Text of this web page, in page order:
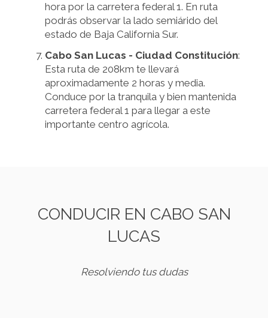
hora por la carretera federal 1. En ruta
podrás observar la lado semiárido del
estado de Baja California Sur.
Cabo San Lucas - Ciudad Constitución:
Esta ruta de 208km te llevará
aproximadamente 2 horas y media.
Conduce por la tranquila y bien mantenida
carretera federal 1 para llegar a este
importante centro agrícola.
CONDUCIR EN CABO SAN
LUCAS
Resolviendo tus dudas